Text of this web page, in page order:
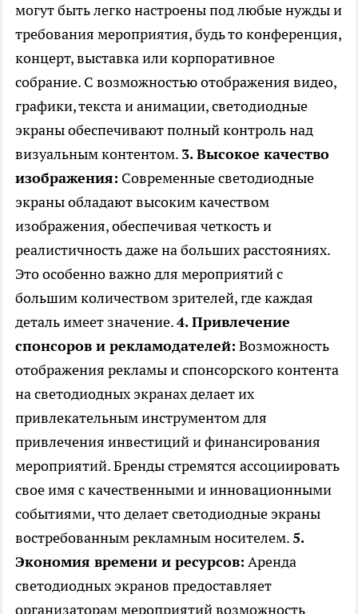
могут быть легко настроены под любые нужды и
требования мероприятия, будь то конференция,
концерт, выставка или корпоративное
собрание. С возможностью отображения видео,
графики, текста и анимации, светодиодные
экраны обеспечивают полный контроль над
визуальным контентом. 3. Высокое качество
изображения: Современные светодиодные
экраны обладают высоким качеством
изображения, обеспечивая четкость и
реалистичность даже на больших расстояниях.
Это особенно важно для мероприятий с
большим количеством зрителей, где каждая
деталь имеет значение.4. Привлечение
спонсоров и рекламодателей: Возможность
отображения рекламы и спонсорского контента
на светодиодных экранах делает их
привлекательным инструментом для
привлечения инвестиций и финансирования
мероприятий. Бренды стремятся ассоциировать
свое имя с качественными и инновационными
событиями, что делает светодиодные экраны
востребованным рекламным носителем. 5.
Экономия времени и ресурсов: Аренда
светодиодных экранов предоставляет
организаторам мероприятий возможность